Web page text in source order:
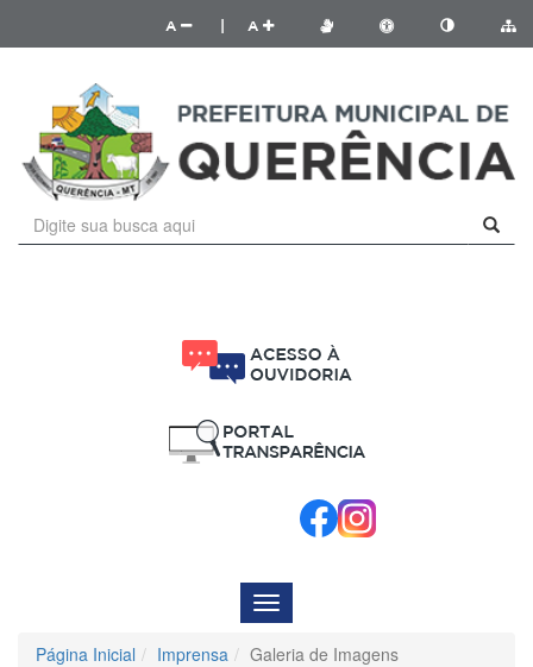
A A
Menu
de
Navegação
Página Inicial Imprensa Galeria de Imagens